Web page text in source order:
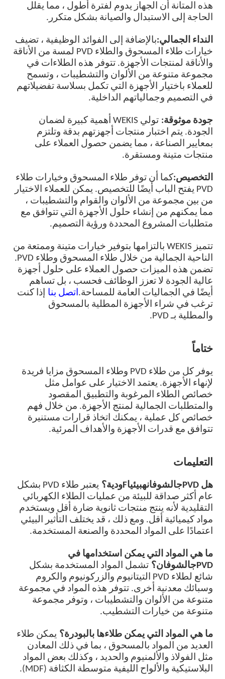
هذه المتانة أن الجهاز يدوم لفترة أطول ، مما يقلل
الحاجة إلى الاستبدال والصيانة بشكل متكرر.
النداء الجمالي:بالإضافة إلى الفوائد الوظيفية ، تضيف
خيارات طلاء المسحوق والطلاء PVD لمسة من الأناقة
والأناقة لمنتجات الأجهزة. تتوفر هذه الطلاءات في
مجموعة متنوعة من الألوان والتشطيبات ، وتسمح
للعملاء باختيار الأجهزة التي تكمل بسلاسة تفضيلاتهم
في التصميم وجمالياتهم الداخلية.
جودة موثوقة:
تولي WEKIS أهمية كبيرة لضمان
الجودة. يتم اختبار منتجات أجهزتهم بدقة وتلتزم
بمعايير الصناعة ، مما يضمن حصول العملاء على
منتجات متينة ومستقرة.
التخصيص:كما أن توفر طلاء المسحوق وخيارات طلاء
PVD يفتح الباب أيضًا للتخصيص. يمكن للعملاء الاختيار
من بين مجموعة من الألوان والقوام والتشطيبات ،
مما يمكنهم من إنشاء حلول الأجهزة التي تتوافق مع
متطلبات المشروع المحددة ورؤية التصميم.
تتميز WEKIS بالتزامها بتوفير خيارات متينة وممتعة من
الناحية الجمالية من خلال طلاء المسحوق وطلاء PVD.
تضمن هذه الميزات حصول العملاء على حلول أجهزة
عالية الجودة لا تعزز الوظائف فحسب ، بل تساهم
أيضًا في الجماليات العامة للمساحة. اتصل بنا إذا كنت
ترغب في شراء الأجهزة المطلية بالمسحوق
والمطلية بـ PVD.
ختاماً
يوفر كل من طلاء PVD وطلاء المسحوق مزايا فريدة
لإنهاء الأجهزة. يعتمد الاختيار على عوامل مثل
خصائص الطلاء المرغوبة والتطبيق المقصود
والمتطلبات الجمالية لمنتج الأجهزة. من خلال فهم
خصائص كل عملية ، يمكنك اتخاذ قرارات مستنيرة
تتوافق مع قدرات الأجهزة والأهداف المرئية.
التعليمات
هل PVD جالشوفانهبيئياFودية؟
يعتبر طلاء PVD بشكل
عام أكثر صداقة للبيئة من عمليات الطلاء الكهربائي
التقليدية لأنه ينتج منتجات ثانوية ضارة أقل ويستخدم
مواد كيميائية أقل. ومع ذلك ، قد يختلف التأثير البيئي
اعتمادًا على المواد المحددة والصنعة المستخدمة.
ما هي المواد التي يمكن استخدامها في
PVD جالشوفان؟ تشمل المواد المستخدمة بشكل
شائع لطلاء PVD التيتانيوم والزركونيوم والكروم
وسبائك معدنية أخرى. تتوفر هذه المواد في مجموعة
متنوعة من الألوان والتشطيبات ، وتوفر مجموعة
متنوعة من خيارات التشطيب.
ما هي المواد التي يمكن طلاءها بالبودرة؟ يمكن طلاء
العديد من المواد بالمسحوق ، بما في ذلك المعادن
مثل الفولاذ والألمنيوم والحديد ، وكذلك بعض المواد
البلاستيكية والألواح الليفية متوسطة الكثافة (MDF).